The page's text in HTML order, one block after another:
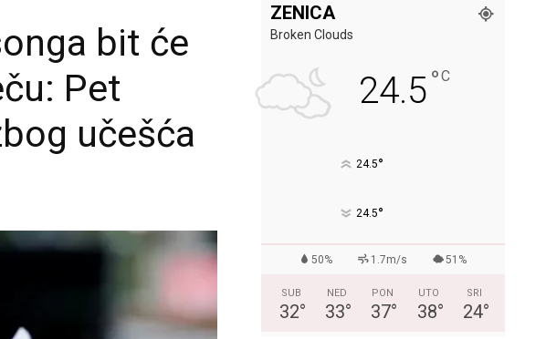
bit će
Pet
učešća
ZENICA
Broken Clouds
24.5°C
24.5°
24.5°
50% 1.7m/s 51%
SUB
32°
NED
33°
PON
37°
UTO
38°
SRI
24°